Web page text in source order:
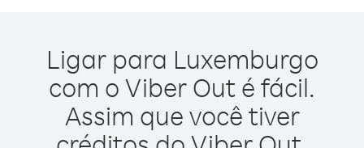
Ligar para Luxemburgo
com o Viber Out é fácil.
Assim que você tiver